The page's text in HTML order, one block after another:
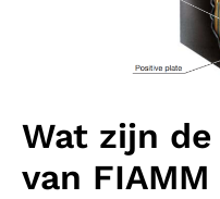
Wat zijn
van